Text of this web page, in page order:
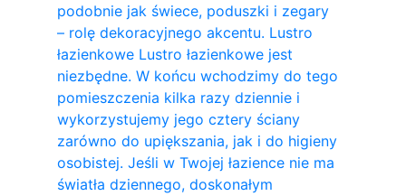
podobnie jak świece, poduszki i zegary
– rolę dekoracyjnego akcentu. Lustro
łazienkowe Lustro łazienkowe jest
niezbędne. W końcu wchodzimy do tego
pomieszczenia kilka razy dziennie i
wykorzystujemy jego cztery ściany
zarówno do upiększania, jak i do higieny
osobistej. Jeśli w Twojej łazience nie ma
światła dziennego, doskonałym